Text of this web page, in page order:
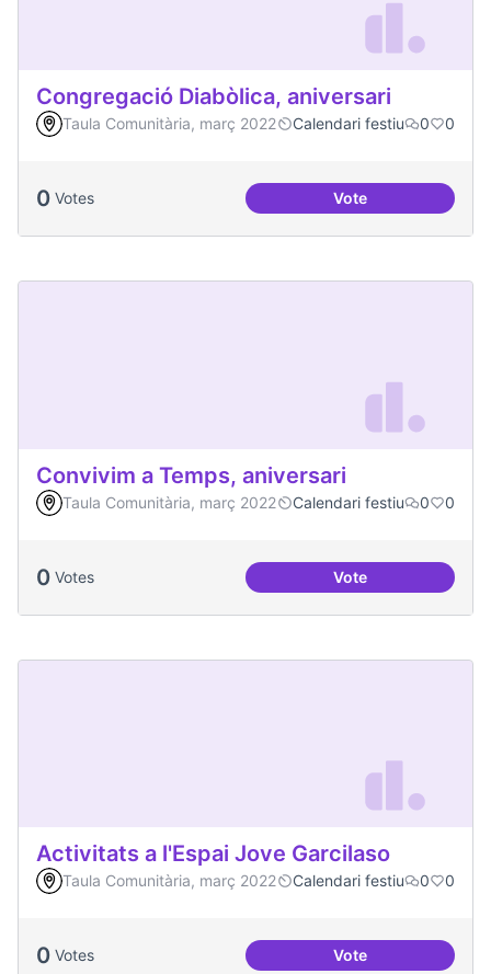
Congregació Diabòlica, aniversari
Taula Comunitària, març 2022 Calendari festiu 0 0
0 Votes VoteCongregació
Convivim a Temps, aniversari
Taula Comunitària, març 2022 Calendari festiu 0 0
0 Votes VoteConvivim a
Activitats a l'Espai Jove Garcilaso
Taula Comunitària, març 2022 Calendari festiu 0 0
0 Votes VoteActivitats a l'Espai